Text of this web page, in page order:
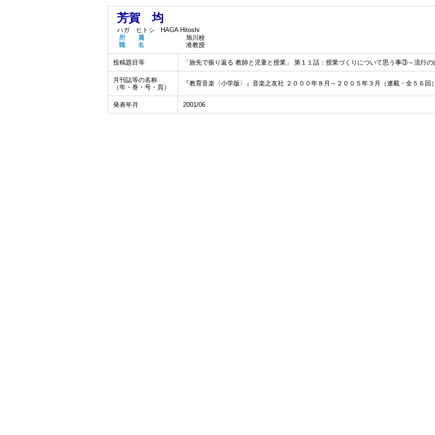
芳賀 均
ハガ ヒトシ
HAGA Hitoshi
所 属
旭川校
職 名
准教授
投稿題目等 「旅先で振り返る 教師と児童と授業」 第１１話：授業づくりについて思う事③～流行
月刊誌等の名称
（年・巻・号・頁）
『教育音楽〈小学版〉』音楽之友社 ２０００年８月～２００５年３月（連載・全５６回）
発表年月 2001/06